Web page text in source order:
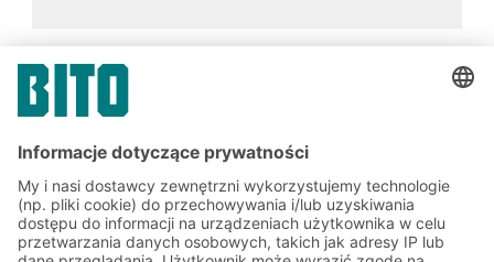
Zapisz się do newslettera
BITO już teraz: